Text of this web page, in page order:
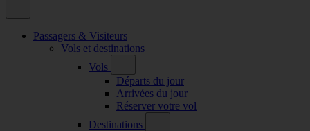
Passagers & Visiteurs
Vols et destinations
Vols
Départs du jour
Arrivées du jour
Réserver votre vol
Destinations